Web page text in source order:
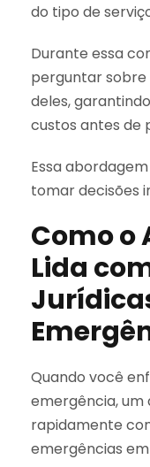
do tipo de
Durante essa
perguntar
deles,
custos antes de
Essa
tomar decisões
Como o
Lida
Quando você
emergência, um
rapidamente
emergências